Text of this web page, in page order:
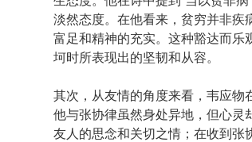
淡然态度。在他看来，贫穷并非
富足和精神的充实。这种豁达而
坷时所表现出的坚韧和从容。
其次，从友情的角度来看，韦应物
他与张协律虽然身处异地，但心
友人的思念和关切之情；在收到